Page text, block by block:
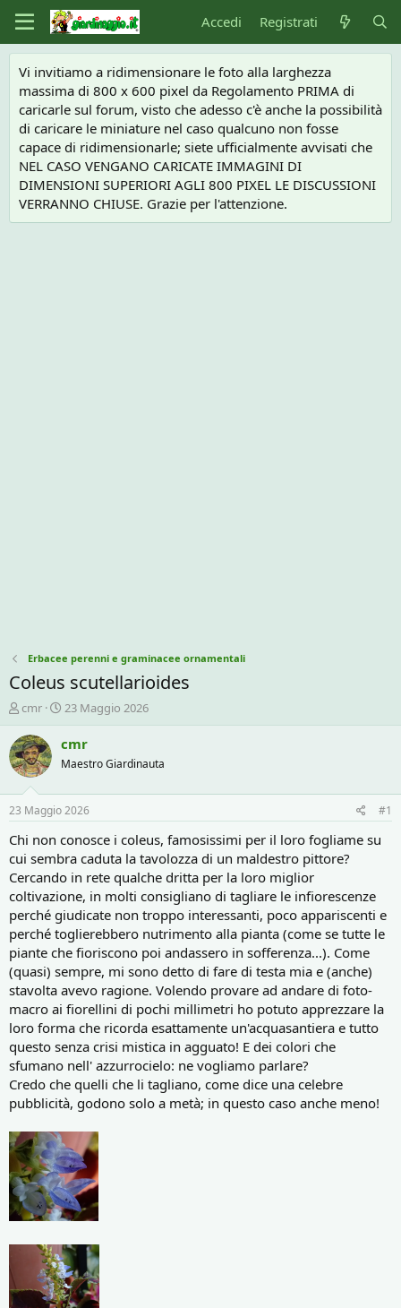
Accedi Registrati
Vi invitiamo a ridimensionare le foto alla larghezza
massima di 800 x 600 pixel da Regolamento PRIMA di
caricarle sul forum, visto che adesso c'è anche la possibilità
di caricare le miniature nel caso qualcuno non fosse
capace di ridimensionarle; siete ufficialmente avvisati che
NEL CASO VENGANO CARICATE IMMAGINI DI
DIMENSIONI SUPERIORI AGLI 800 PIXEL LE DISCUSSIONI
VERRANNO CHIUSE. Grazie per l'attenzione.
Erbacee perenni e graminacee ornamentali
Coleus scutellarioides
C
r
e
a
t
o
e
D
s
c
u
s
s
i
n
e
cmr
D
a
t
d
i
n
i
i
o
23 Maggio 2026
cmr
Maestro Giardinauta
23 Maggio 2026 #1
Chi non conosce i coleus, famosissimi per il loro fogliame su
cui sembra caduta la tavolozza di un maldestro pittore?
Cercando in rete qualche dritta per la loro miglior
coltivazione, in molti consigliano di tagliare le infiorescenze
perché giudicate non troppo interessanti, poco appariscenti e
perché toglierebbero nutrimento alla pianta (come se tutte le
piante che fioriscono poi andassero in sofferenza...). Come
(quasi) sempre, mi sono detto di fare di testa mia e (anche)
stavolta avevo ragione. Volendo provare ad andare di foto-
macro ai fiorellini di pochi millimetri ho potuto apprezzare la
loro forma che ricorda esattamente un'acquasantiera e tutto
questo senza crisi mistica in agguato! E dei colori che
sfumano nell' azzurrocielo: ne vogliamo parlare?
Credo che quelli che li tagliano, come dice una celebre
pubblicità, godono solo a metà; in questo caso anche meno!